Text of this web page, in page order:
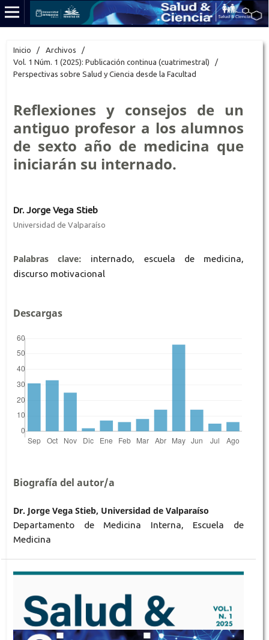
Inicio / Archivos
/
Vol. 1 Núm. 1 (2025): Publicación continua (cuatrimestral)
/
Perspectivas sobre Salud y Ciencia desde la Facultad
Reflexiones y consejos de un
antiguo profesor a los alumnos
de sexto año de medicina que
iniciarán su internado.
Dr. Jorge Vega Stieb
Universidad de Valparaíso
Palabras clave: internado, escuela de medicina,
discurso motivacional
Descargas
Biografía del autor/a
Dr. Jorge Vega Stieb, Universidad de Valparaíso
Departamento de Medicina Interna, Escuela de
Medicina